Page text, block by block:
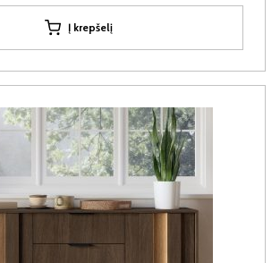
Į krepšelį